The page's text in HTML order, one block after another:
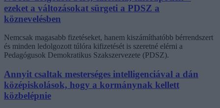
ezeket a változásokat sürgeti a PDSZ a
köznevelésben
Nemcsak magasabb fizetéseket, hanem kiszámíthatóbb bérrendszert
és minden ledolgozott túlóra kifizetését is szeretné elérni a
Pedagógusok Demokratikus Szakszervezete (PDSZ).
Annyit csaltak mesterséges intelligenciával a dán
középiskolások, hogy a kormánynak kellett
közbelépnie